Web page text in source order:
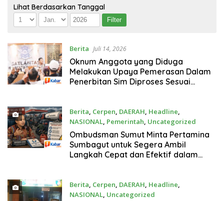
Lihat Berdasarkan Tanggal
Berita Juli 14, 2026
Oknum Anggota yang Diduga
Melakukan Upaya Pemerasan Dalam
Penerbitan Sim Diproses Sesuai
Berita, Cerpen, DAERAH, Headline,
NASIONAL, Pemerintah, Uncategorized
Juli 14, 2026
Ombudsman Sumut Minta Pertamina
Sumbagut untuk Segera Ambil
Langkah Cepat dan Efektif dalam
di Sejumlah SPBU di Sumut
Berita, Cerpen, DAERAH, Headline,
NASIONAL, Uncategorized